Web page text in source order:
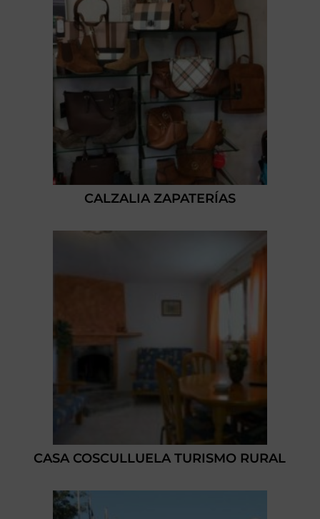
CALZALIA ZAPATERÍAS
CASA COSCULLUELA TURISMO RURAL